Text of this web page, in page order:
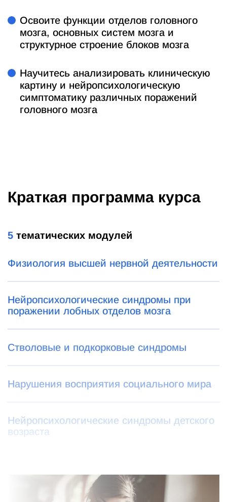
Освоите функции отделов головного
мозга, основных систем мозга и
структурное строение блоков мозга
Научитесь анализировать клиническую
картину и нейропсихологическую
симптоматику различных поражений
головного мозга
Краткая программа курса
5 тематических модулей
Физиология высшей нервной деятельности
Нейропсихологические синдромы при
поражении лобных отделов мозга
Стволовые и подкорковые синдромы
Нарушения восприятия социального мира
Нейропсихологические синдромы детского
возраста